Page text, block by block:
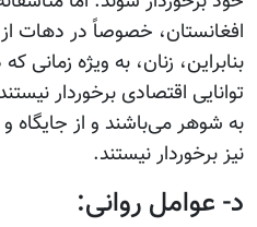
افغانستان، خصوصاً در دهات
بنابراین، زنان، به ویژه زمانی
توانایی اقتصادی برخوردار
به شوهر می‌باشند و از جایگاه
نیز برخوردار نیستند.
د- عوامل روانی: